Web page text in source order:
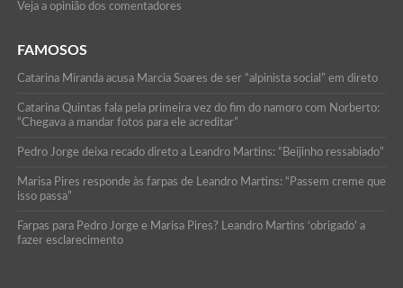
Veja a opinião dos comentadores
FAMOSOS
Catarina Miranda acusa Marcia Soares de ser “alpinista social” em direto
Catarina Quintas fala pela primeira vez do fim do namoro com Norberto:
“Chegava a mandar fotos para ele acreditar”
Pedro Jorge deixa recado direto a Leandro Martins: “Beijinho ressabiado”
Marisa Pires responde às farpas de Leandro Martins: “Passem creme que
isso passa”
Farpas para Pedro Jorge e Marisa Pires? Leandro Martins ‘obrigado’ a
fazer esclarecimento